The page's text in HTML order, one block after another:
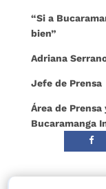
“Si a
bien”
Adriana
Jefe de Prensa
Área de
Bucaramanga